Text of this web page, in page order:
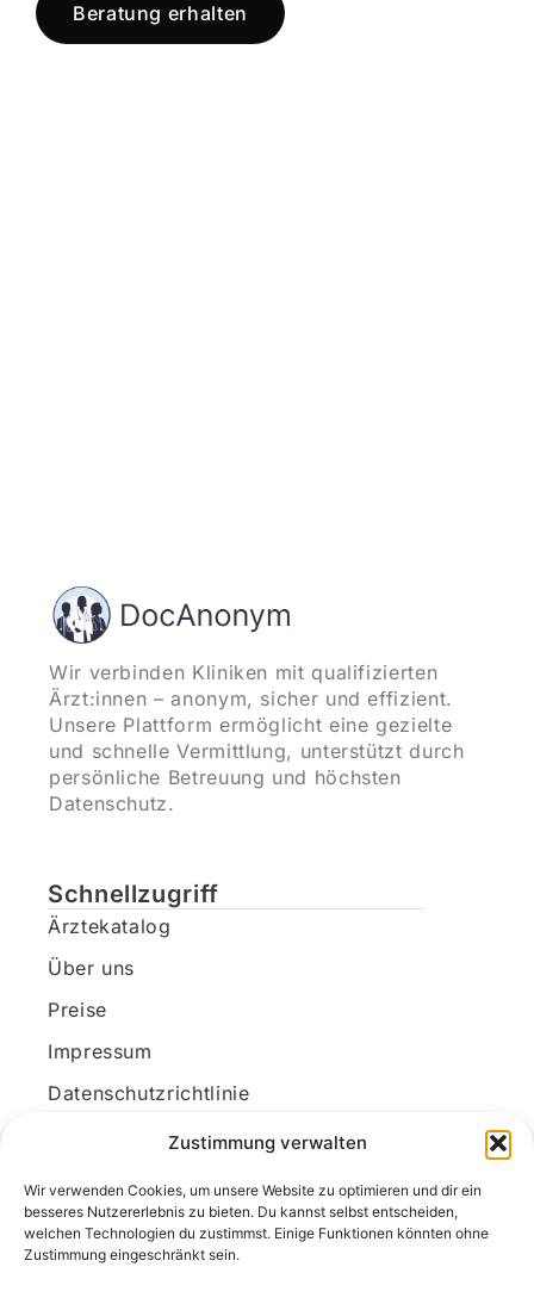
Zustimmung verwalten
Wir verwenden Cookies, um unsere Website zu optimieren und dir ein
besseres Nutzererlebnis zu bieten. Du kannst selbst entscheiden,
welchen Technologien du zustimmst. Einige Funktionen könnten ohne
Zustimmung eingeschränkt sein.
Beratung erhalten
Wir verbinden Kliniken mit qualifizierten
Ärzt:innen – anonym, sicher und effizient.
Unsere Plattform ermöglicht eine gezielte
und schnelle Vermittlung, unterstützt durch
persönliche Betreuung und höchsten
Datenschutz.
Schnellzugriff
Ärztekatalog
Über uns
Preise
Impressum
Datenschutzrichtlinie
Kundenkonto
Unsere Kontaktdaten
E-Mail: kontakt@docanonym.com